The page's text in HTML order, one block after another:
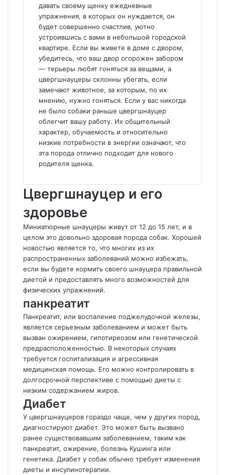
давать своему щенку ежедневные
упражнения, в которых он нуждается, он
будет совершенно счастлив, уютно
устроившись с вами в небольшой городской
квартире. Если вы живете в доме с двором,
убедитесь, что ваш двор огорожен забором
— терьеры любят гоняться за вещами, а
цвергшнауцеры склонны убегать, если
замечают животное, за которым, по их
мнению, нужно гоняться. Если у вас никогда
не было собаки раньше цвергшнауцер
облегчит вашу работу. Их общительный
характер, обучаемость и относительно
низкие потребности в энергии означают, что
эта порода отлично подходит для нового
родителя щенка.
Цвергшнауцер и его
здоровье
Миниатюрные шнауцеры живут от 12 до 15 лет, и в
целом это довольно здоровая порода собак. Хорошей
новостью является то, что многих из их
распространенных заболеваний можно избежать,
если вы будете кормить своего шнауцера правильной
диетой и предоставлять много возможностей для
физических упражнений.
панкреатит
Панкреатит, или воспаление поджелудочной железы,
является серьезным заболеванием и может быть
вызван ожирением, гипотиреозом или генетической
предрасположенностью. В некоторых случаях
требуется госпитализация и агрессивная
медицинская помощь. Его можно контролировать в
долгосрочной перспективе с помощью диеты с
низким содержанием жиров.
Диабет
У цвергшнауцеров гораздо чаще, чем у других пород,
диагностируют диабет. Это может быть вызвано
ранее существовавшим заболеванием, таким как
панкреатит, ожирение, болезнь Кушинга или
генетика. Диабет у собак обычно требует изменения
диеты и инсулинотерапии.